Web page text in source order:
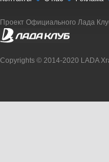
Проект Официального Лада
Copyrights © 2014-2020 LADA